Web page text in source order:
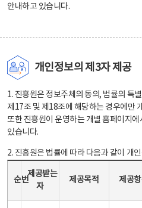
안내하고 있습니다.
개인정보의 제3자 제공
1. 진흥원은 정보주체의 동의, 법률의 특
제17조 및 제18조에 해당하는 경우에만
또한 진흥원이 운영하는 개별 홈페이지
있습니다.
2. 진흥원은 법률에 따라 다음과 같이 개
순번
제공받는
자
제공목적 제공